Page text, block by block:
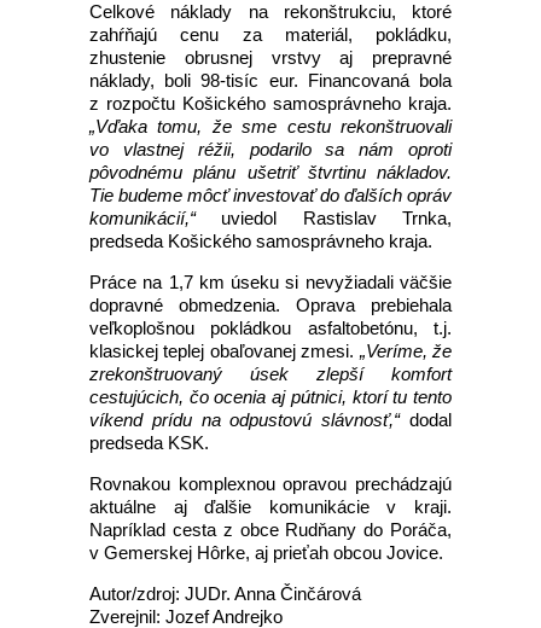
Celkové náklady na rekonštrukciu, ktoré
zahŕňajú cenu za materiál, pokládku,
zhustenie obrusnej vrstvy aj prepravné
náklady, boli 98-tisíc eur. Financovaná bola
z rozpočtu Košického samosprávneho kraja.
„Vďaka tomu, že sme cestu rekonštruovali
vo vlastnej réžii, podarilo sa nám oproti
pôvodnému plánu ušetriť štvrtinu nákladov.
Tie budeme môcť investovať do ďalších opráv
komunikácií,“uviedol Rastislav Trnka,
predseda Košického samosprávneho kraja.
Práce na 1,7 km úseku si nevyžiadali väčšie
dopravné obmedzenia. Oprava prebiehala
veľkoplošnou pokládkou asfaltobetónu, t.j.
klasickej teplej obaľovanej zmesi. „Veríme, že
zrekonštruovaný úsek zlepší komfort
cestujúcich, čo ocenia aj pútnici, ktorí tu tento
víkend prídu na odpustovú slávnosť,“dodal
predseda KSK.
Rovnakou komplexnou opravou prechádzajú
aktuálne aj ďalšie komunikácie v kraji.
Napríklad cesta z obce Rudňany do Poráča,
v Gemerskej Hôrke, aj prieťah obcou Jovice.
Autor/zdroj: JUDr. Anna Činčárová
Zverejnil: Jozef Andrejko